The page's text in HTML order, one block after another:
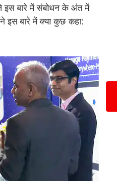
इस बारे में संबोधन के अंत में
इस बारे में क्या कुछ कहा: